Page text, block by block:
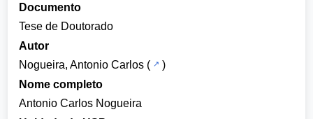
Documento
Tese de Doutorado
Autor
Nogueira, Antonio Carlos (
)
Nome completo
Antonio Carlos Nogueira